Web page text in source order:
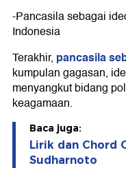
-Pancasila sebagai
Indonesia
Terakhir, pancasila
kumpulan gagasan,
menyangkut bidang
keagamaan.
Baca juga:
Lirik dan Chord
Sudharnoto